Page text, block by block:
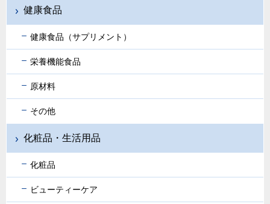
健康食品
健康食品（サプリメント）
栄養機能食品
原材料
その他
化粧品・生活用品
化粧品
ビューティーケア